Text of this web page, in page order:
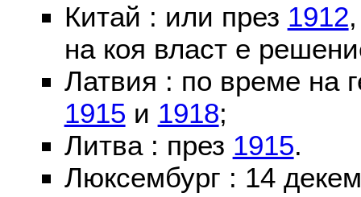
Китай : или през 1912
на коя власт е
Латвия : по време на
1915 и 1918;
Литва : през 1915.
Люксембург : 14